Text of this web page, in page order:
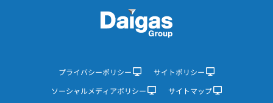
プライバシーポリシー
サイトポリシー
ソーシャルメディアポリシー
サイトマップ